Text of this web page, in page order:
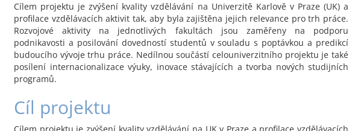
Cílem projektu je zvýšení kvality vzdělávání na Univerzitě Karlově v Praze (UK) a
profilace vzdělávacích aktivit tak, aby byla zajištěna jejich relevance pro trh práce.
Rozvojové aktivity na jednotlivých fakultách jsou zaměřeny na podporu
podnikavosti a posilování dovedností studentů v souladu s poptávkou a predikcí
budoucího vývoje trhu práce. Nedílnou součástí celouniverzitního projektu je také
posílení internacionalizace výuky, inovace stávajících a tvorba nových studijních
programů.
Cíl projektu